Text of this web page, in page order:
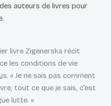
auteurs de livres pour
livre Zigenerska récit
les conditions de vie
« Je ne sais pas comment
tout ce que je sais, c’est
lutte. »